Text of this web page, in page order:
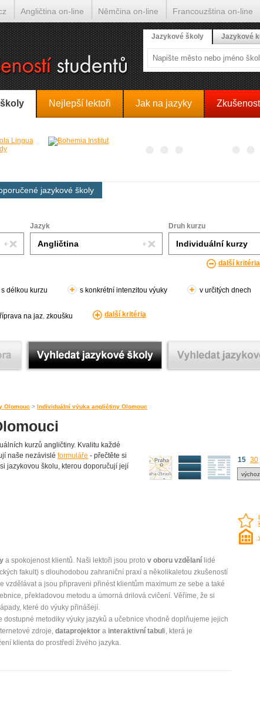
Nejlepší lektoři Jak na jazyky
jazykové školy
Jazyk Druh kurzu
další
s délkou kurzu s konkrétní intenzitou výuky v určitých dnech
na jaz. zkoušku další kritéria
Olomouc > Individuální výuka angličtiny Olomouc
kurzů angličtiny. Kvalitu každé
naše nezávislé formuláře - přečtěte si
jazykovou školu, kterou doporučují její
15 30
a spokojenost klientů. Naši lektoři jsou proto v oboru vzdělaní lidé
fakult) s dlouhodobou zahraniční praxí a několikaletou zkušeností
vzdělávat a jsou připraveni přinést klientům maximum ze sebe a také
překladovou metodu a úmorná drilová cvičení. Věříme, že si
které do výuky přinášejí.
dostupné metodiky výuky jazyků a učebnice vhodně doplňujeme jejich
zdroje, dataprojektor a interaktivní tabul i, která je
klienta do prostředí živého jazyka.
Jazykové školy Jazykové
Angličtina on-line Němčina on-line Francouzština on-line